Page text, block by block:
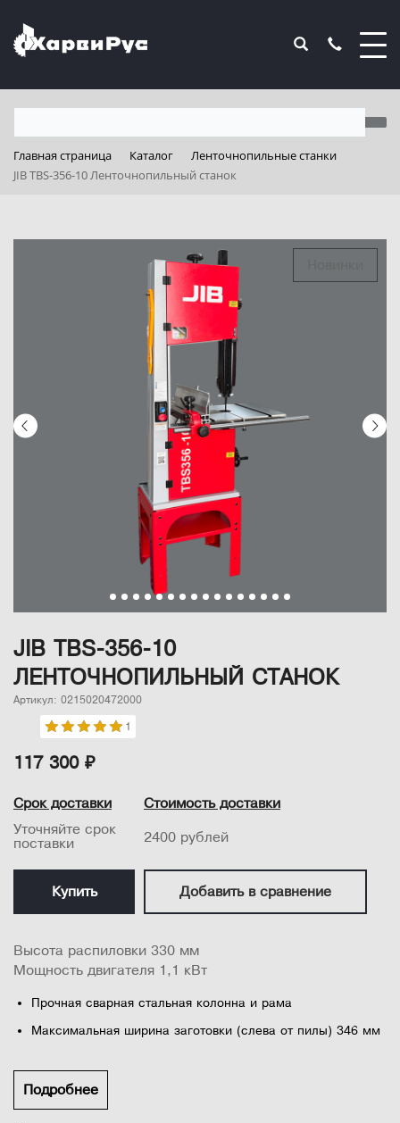
Главная страница Каталог
Ленточнопильные станки
JIB TBS-356-10 Ленточнопильный станок
JIB TBS-356-10
ЛЕНТОЧНОПИЛЬНЫЙ СТАНОК
Артикул: 0215020472000
1
117 300 ₽
Срок доставки
Уточняйте срок
поставки
Стоимость доставки
2400 рублей
Купить Добавить в сравнение
Высота распиловки 330 мм
Мощность двигателя 1,1 кВт
Прочная сварная стальная колонна и рама
Максимальная ширина заготовки (слева от пилы) 346 мм
Сбалансированные литые алюминиевые маховики
Направляющие с подшипниками обеспечивают плавную
Подробнее